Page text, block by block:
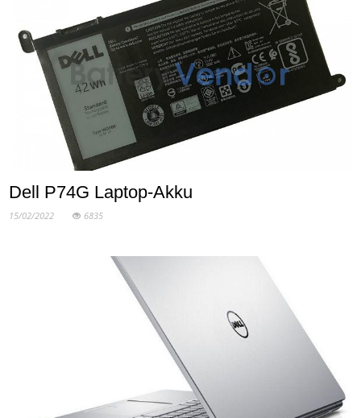
Dell P74G Laptop-Akku
15/02/2022 6835